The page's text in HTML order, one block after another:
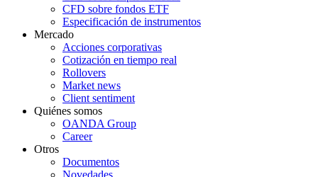
CFD sobre fondos ETF
Especificación de instrumentos
Mercado
Acciones corporativas
Cotización en tiempo real
Rollovers
Market news
Client sentiment
Quiénes somos
OANDA Group
Career
Otros
Documentos